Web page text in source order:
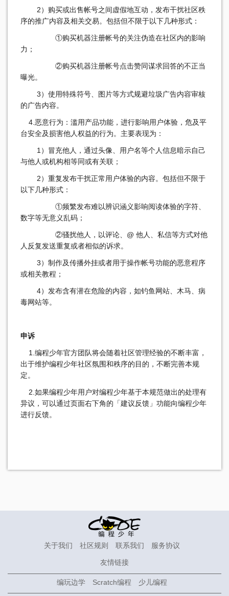
2）购买或出售帐号之间虚假地互动，发布干扰社区秩
序的推广内容及相关交易。包括但不限于以下几种形式：
①购买机器注册帐号的关注伪造在社区内的影响
力；
②购买机器注册帐号点击赞同谋求回答的不正当
曝光。
3）使用特殊符号、图片等方式规避垃圾广告内容审核
的广告内容。
4.恶意行为：滥用产品功能，进行影响用户体验，危及平
台安全及损害他人权益的行为。主要表现为：
1）冒充他人，通过头像、用户名等个人信息暗示自己
与他人或机构相等同或有关联；
2）重复发布干扰正常用户体验的内容。包括但不限于
以下几种形式：
①频繁发布难以辨识涵义影响阅读体验的字符、
数字等无意义乱码；
②骚扰他人，以评论、@ 他人、私信等方式对他
人反复发送重复或者相似的诉求。
3）制作及传播外挂或者用于操作帐号功能的恶意程序
或相关教程；
4）发布含有潜在危险的内容，如钓鱼网站、木马、病
毒网站等。
申诉
1.编程少年官方团队将会随着社区管理经验的不断丰富，
出于维护编程少年社区氛围和秩序的目的，不断完善本规
定。
2.如果编程少年用户对编程少年基于本规范做出的处理有
异议，可以通过页面右下角的「建议反馈」功能向编程少年
进行反馈。
关于我们 社区规则 联系我们 服务协议
友情链接
编玩边学 Scratch编程 少儿编程